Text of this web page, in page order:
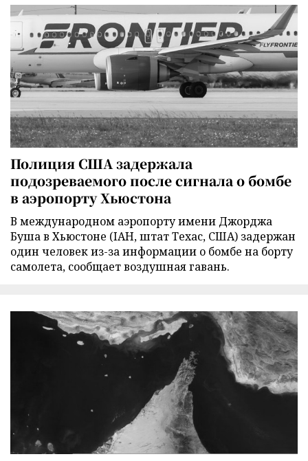
Полиция США задержала
подозреваемого после сигнала о бомбе
в аэропорту Хьюстона
В международном аэропорту имени Джорджа
Буша в Хьюстоне (IAH, штат Техас, США) задержан
один человек из-за информации о бомбе на борту
самолета, сообщает воздушная гавань.